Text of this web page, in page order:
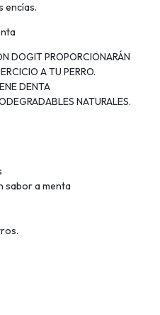
encías.
DOGIT PROPORCIONARÁN
A TU PERRO.
DENTA
NATURALES.
sabor a menta